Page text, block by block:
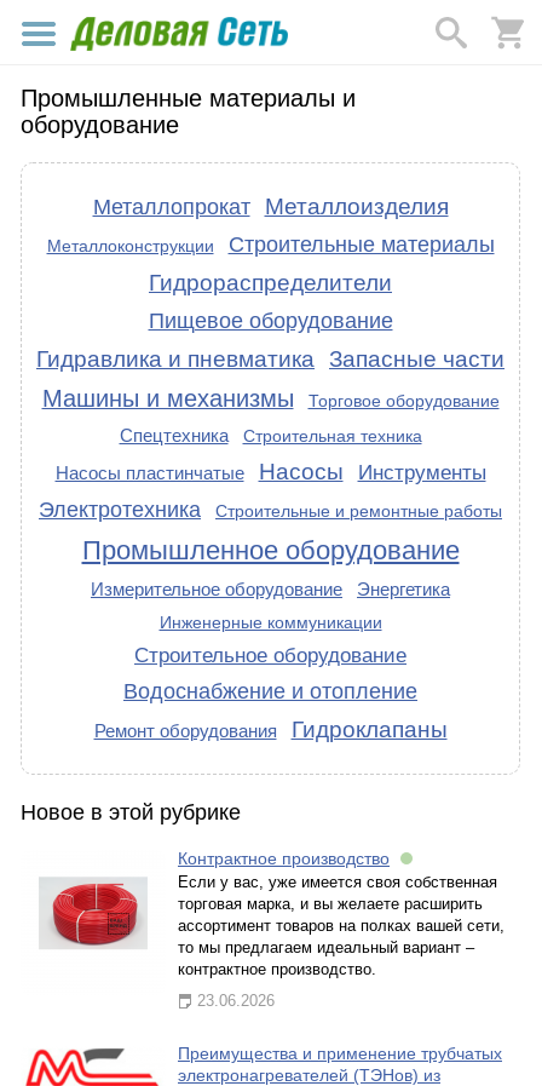
Промышленные материалы и
оборудование
Металлопрокат Металлоизделия
Металлоконструкции Строительные материалы
Гидрораспределители
Пищевое оборудование
Гидравлика и пневматика Запасные части
Машины и механизмы Торговое оборудование
Спецтехника Строительная техника
Насосы пластинчатые Насосы Инструменты
Электротехника Строительные и ремонтные работы
Промышленное оборудование
Измерительное оборудование Энергетика
Инженерные коммуникации
Строительное оборудование
Водоснабжение и отопление
Ремонт оборудования Гидроклапаны
Новое в этой рубрике
Контрактное производство
Если у вас, уже имеется своя собственная
торговая марка, и вы желаете расширить
ассортимент товаров на полках вашей сети,
то мы предлагаем идеальный вариант –
контрактное производство.
23.06.2026
Преимущества и применение трубчатых
электронагревателей (ТЭНов) из